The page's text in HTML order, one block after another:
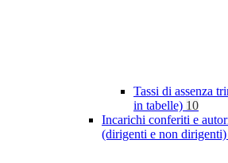
Tassi di assenza
in tabelle) 10
Incarichi conferiti e
(dirigenti e non dirigenti)